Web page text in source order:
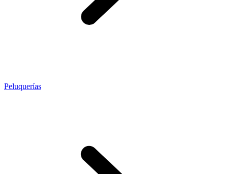
Peluquerías